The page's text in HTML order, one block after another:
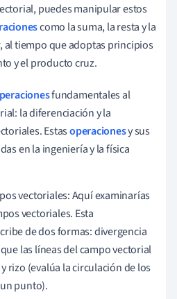
puedes manipular estos
como la suma, la resta y la
al tiempo que adoptas principios
y el producto cruz.
fundamentales al
la diferenciación y la
Estasoperacionesy sus
en la ingeniería y la física
vectoriales: Aquí examinarías
vectoriales. Esta
de dos formas: divergencia
las líneas del campo vectorial
rizo (evalúa la circulación de los
punto).